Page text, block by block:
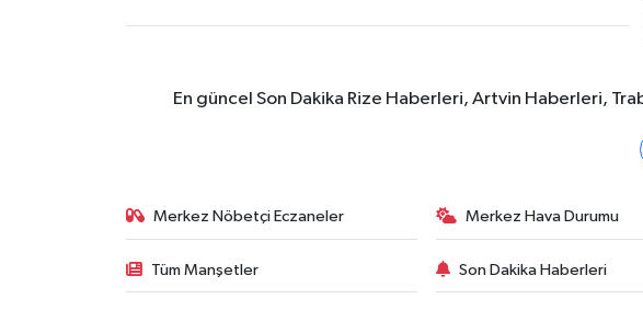
En güncel Son Dakika Rize Haberleri, Artvin Haberleri,
Merkez Nöbetçi Eczaneler Merkez Hava Durumu
Tüm Manşetler Son Dakika Haberleri